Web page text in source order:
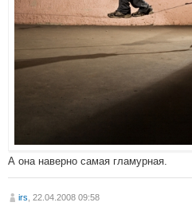
А она наверно самая гламурная.
irs , 22.04.2008 09:58